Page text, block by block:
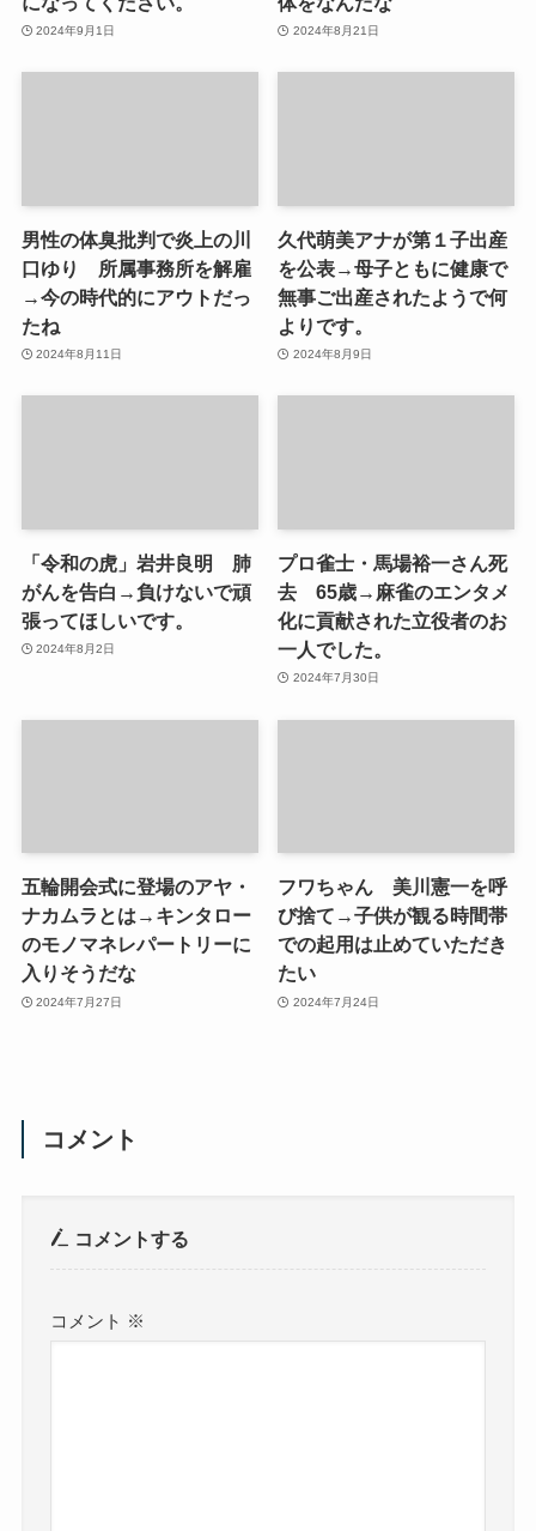
2024年9月1日 2024年8月21日
男性の体臭批判で炎上の川
口ゆり 所属事務所を解雇
→今の時代的にアウトだっ
たね
2024年8月11日
久代萌美アナが第１子出産
を公表→母子ともに健康で
無事ご出産されたようで何
よりです。
2024年8月9日
「令和の虎」岩井良明 肺
がんを告白→負けないで頑
張ってほしいです。
2024年8月2日
プロ雀士・馬場裕一さん死
去 65歳→麻雀のエンタメ
化に貢献された立役者のお
一人でした。
2024年7月30日
五輪開会式に登場のアヤ・
ナカムラとは→キンタロー
のモノマネレパートリーに
入りそうだな
2024年7月27日
フワちゃん 美川憲一を呼
び捨て→子供が観る時間帯
での起用は止めていただき
たい
2024年7月24日
コメント
コメントする
コメント ※